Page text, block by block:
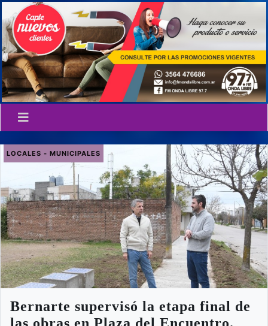
LOCALES - MUNICIPALES
Bernarte supervisó la etapa final de
las obras en Plaza del Encuentro.